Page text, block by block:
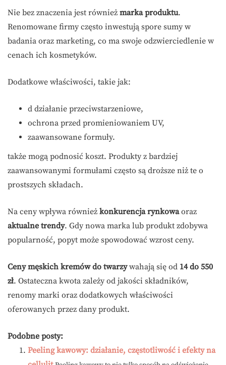
Nie bez znaczenia jest również marka produktu.
Renomowane firmy często inwestują spore sumy w
badania oraz marketing, co ma swoje odzwierciedlenie w
cenach ich kosmetyków.
Dodatkowe właściwości, takie jak:
d działanie przeciwstarzeniowe,
ochrona przed promieniowaniem UV,
zaawansowane formuły.
także mogą podnosić koszt. Produkty z bardziej
zaawansowanymi formułami często są droższe niż te o
prostszych składach.
Na ceny wpływa również konkurencja rynkowaoraz
aktualne trendy. Gdy nowa marka lub produkt zdobywa
popularność, popyt może spowodować wzrost ceny.
Ceny męskich kremów do twarzywahają się od 14 do 550
zł. Ostateczna kwota zależy od jakości składników,
renomy marki oraz dodatkowych właściwości
oferowanych przez dany produkt.
Podobne posty:
Peeling kawowy: działanie, częstotliwość i efekty na